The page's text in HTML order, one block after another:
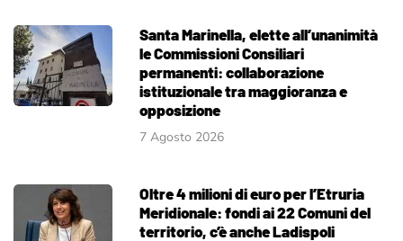
Santa Marinella, elette all’unanimità
le Commissioni Consiliari
permanenti: collaborazione
istituzionale tra maggioranza e
opposizione
7 Agosto 2026
Oltre 4 milioni di euro per l’Etruria
Meridionale: fondi ai 22 Comuni del
territorio, c’è anche Ladispoli